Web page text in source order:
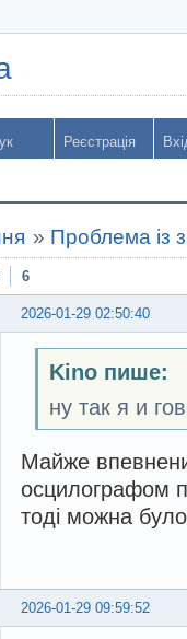
Реєстрація
» Проблема із
6
2026-01-29 02:50:40
Kino пише:
ну так я и
Майже
осцилографом
тоді можна
2026-01-29 09:59:52